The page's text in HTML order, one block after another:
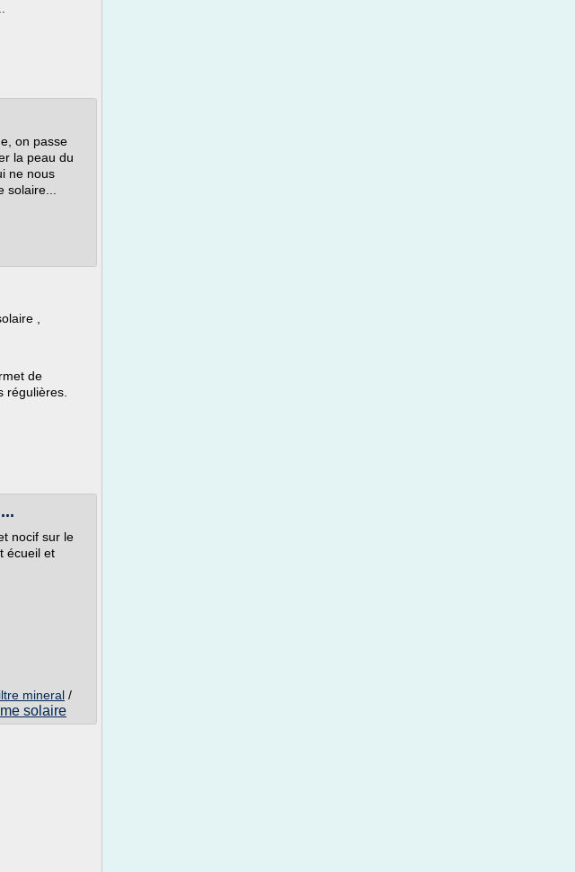
on passe
la peau du
ne nous
,
de
régulières.
nocif sur le
écueil et
mineral /
solaire